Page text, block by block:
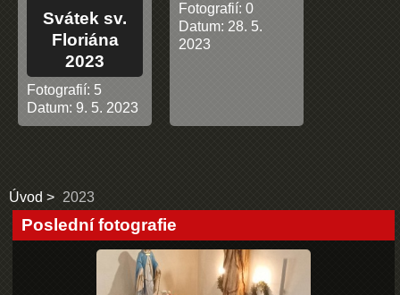
Svátek sv.
Floriána
2023
Fotografií: 5
Datum: 9. 5. 2023
Fotografií: 0
Datum: 28. 5.
2023
Úvod 2023
Poslední fotografie